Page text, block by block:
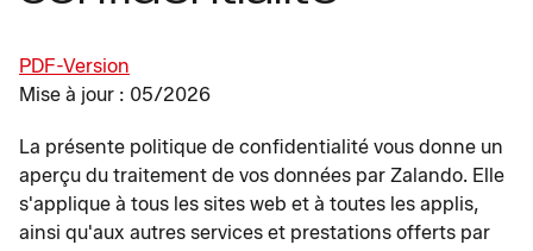
PDF-Version
Mise à jour : 05/2026
La présente politique de confidentialité vous donne un
aperçu du traitement de vos données par Zalando. Elle
s'applique à tous les sites web et à toutes les applis,
ainsi qu'aux autres services et prestations offerts par